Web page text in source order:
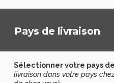
Pays de livraison
Sélectionner votre pays
livraison dans votre pays